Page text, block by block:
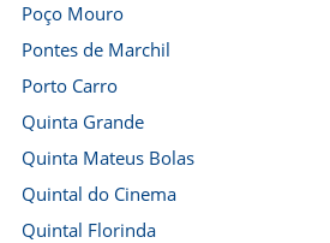
Poço Mouro
Pontes de Marchil
Porto Carro
Quinta Grande
Quinta Mateus Bolas
Quintal do Cinema
Quintal Florinda